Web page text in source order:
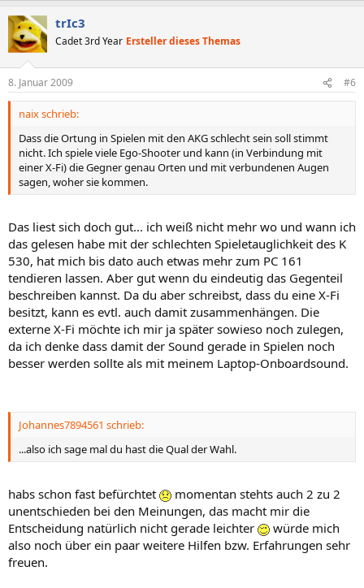
trIc3
Cadet 3rd Year Ersteller dieses Themas
8. Januar 2009 #6
naix schrieb:
Dass die Ortung in Spielen mit den AKG schlecht sein soll stimmt
nicht. Ich spiele viele Ego-Shooter und kann (in Verbindung mit
einer X-Fi) die Gegner genau Orten und mit verbundenen Augen
sagen, woher sie kommen.
Das liest sich doch gut... ich weiß nicht mehr wo und wann ich
das gelesen habe mit der schlechten Spieletauglichkeit des K
530, hat mich bis dato auch etwas mehr zum PC 161
tendieren lassen. Aber gut wenn du eindeutig das Gegenteil
beschreiben kannst. Da du aber schreibst, dass du eine X-Fi
besitzt, kann es evtl. auch damit zusammenhängen. Die
externe X-Fi möchte ich mir ja später sowieso noch zulegen,
da ich denke dass damit der Sound gerade in Spielen noch
besser werden sollte als mit meinem Laptop-Onboardsound.
Johannes7894561 schrieb:
...also ich sage mal du hast die Qual der Wahl.
habs schon fast befürchtet
momentan stehts auch 2 zu 2
unentschieden bei den Meinungen, das macht mir die
Entscheidung natürlich nicht gerade leichter
würde mich
also noch über ein paar weitere Hilfen bzw. Erfahrungen sehr
freuen.